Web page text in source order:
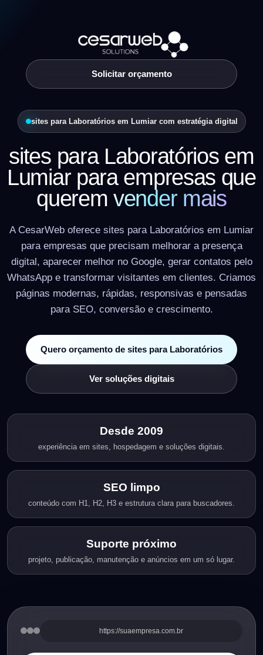
Solicitar orçamento
sites para Laboratórios em Lumiar com estratégia digital
sites para Laboratórios em
Lumiar para empresas que
queremvender mais
A CesarWeb oferece sites para Laboratórios em Lumiar
para empresas que precisam melhorar a presença
digital, aparecer melhor no Google, gerar contatos pelo
WhatsApp e transformar visitantes em clientes. Criamos
páginas modernas, rápidas, responsivas e pensadas
para SEO, conversão e crescimento.
Quero orçamento de sites para Laboratórios
Ver soluções digitais
Desde 2009
experiência em sites, hospedagem e soluções digitais.
SEO limpo
conteúdo com H1, H2, H3 e estrutura clara para buscadores.
Suporte próximo
projeto, publicação, manutenção e anúncios em um só lugar.
https://suaempresa.com.br